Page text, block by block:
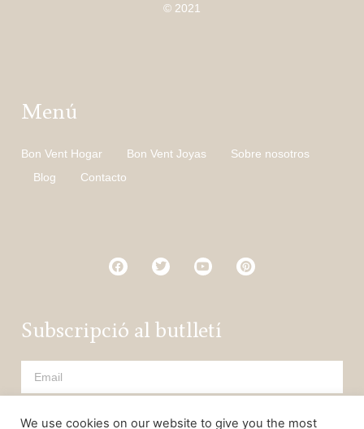
© 2021
Menú
Bon Vent Hogar Bon Vent Joyas
Sobre nosotros
Blog
Contacto
Subscripció al butlletí
We use cookies on our website to give you the most